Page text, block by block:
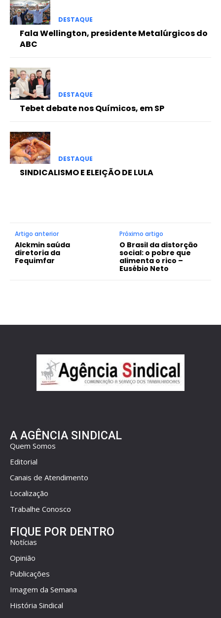
DESTAQUE
Fala Wellington, presidente Metalúrgicos do
ABC
DESTAQUE
Tebet debate nos Químicos, em SP
DESTAQUE
SINDICALISMO E ELEIÇÃO DE LULA
Artigo anterior
Alckmin saúda
diretoria da
Fequimfar
Próximo artigo
O Brasil da distorção
social: o pobre que
alimenta o rico –
Eusébio Neto
A AGÊNCIA SINDICAL
Quem Somos
Editorial
Canais de Atendimento
Localização
Trabalhe Conosco
FIQUE POR DENTRO
Notícias
Opinião
Publicações
Imagem da Semana
História Sindical